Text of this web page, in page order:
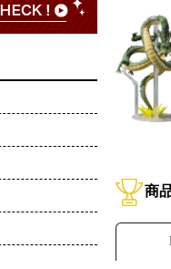
商